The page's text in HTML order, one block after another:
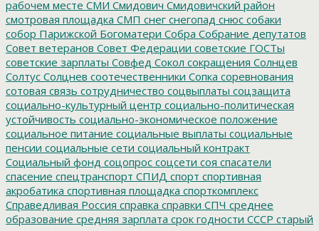
рабочем месте СМИ Смидович Смидовичский район
смотровая площадка СМП снег снегопад снюс собаки
собор Парижской Богоматери Собра Собрание депутатов
Совет ветеранов Совет Федерации советские ГОСТы
советские зарплаты Совфед Сокол сокращения Солнцев
Солтус Солцнев соотечественники Сопка соревнования
сотовая связь сотрудничество соцвыплаты соцзащита
социально-культурный центр социально-политическая
устойчивость социально-экономическое положение
социальное питание социальные выплаты социальные
пенсии социальные сети социальный контракт
Социальный фонд соцопрос соцсети соя спасатели
спасение спецтранспорт СПИД спорт спортивная
акробатика спортивная площадка спорткомплекс
Справедливая Россия справка справки СПЧ среднее
образование средняя зарплата срок годности СССР старый